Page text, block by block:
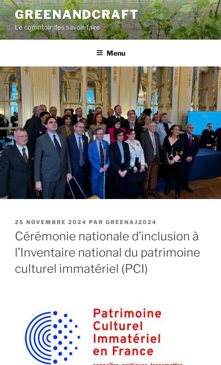
Aller
au
contenu
principal
GREENANDCRAFT
Le comptoir des savoir-faire
Menu
PUBLIÉ
LE
25 NOVEMBRE 2024 PAR GREENAJ2024
Cérémonie nationale d’inclusion à
l’Inventaire national du patrimoine
culturel immatériel (PCI)